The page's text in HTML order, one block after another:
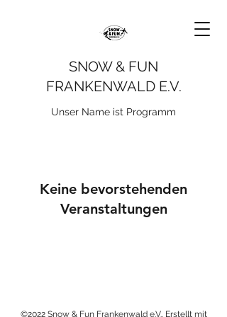
SNOW & FUN
FRANKENWALD E.V.
Unser Name ist Programm
Keine bevorstehenden
Veranstaltungen
©2022 Snow & Fun Frankenwald e.V.. Erstellt mit